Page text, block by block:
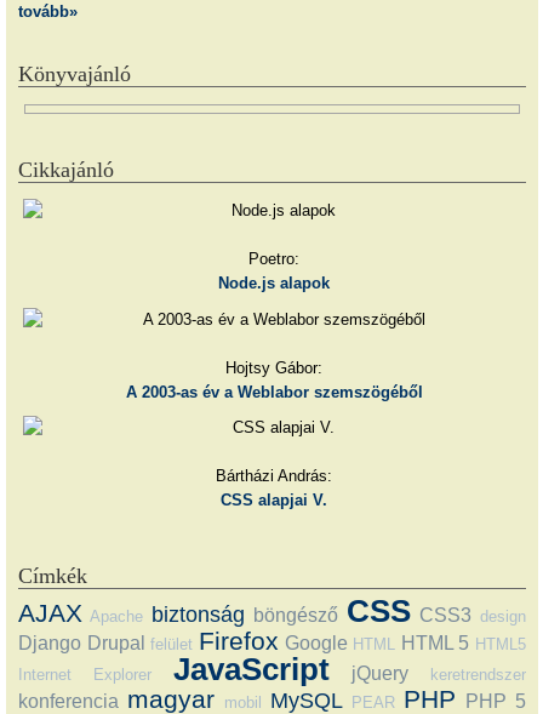
tovább»
Könyvajánló
Cikkajánló
Poetro:
Node.js alapok
Hojtsy Gábor:
A 2003-as év a Weblabor szemszögéből
Bártházi András:
CSS alapjai V.
Címkék
AJAX Apache biztonság böngésző CSS CSS3 design
Django Drupal felület Firefox Google HTML HTML 5 HTML5
Internet Explorer
JavaScript jQuery keretrendszer
konferencia magyar mobil MySQL PEAR PHP PHP 5